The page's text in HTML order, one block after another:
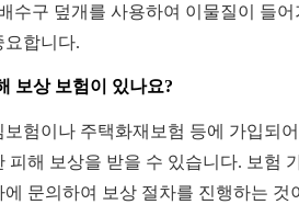
수구 덮개를 사용하여 이물질이 들어
요합니다.
보상 보험이 있나요?
험이나 주택화재보험 등에 가입되
피해 보상을 받을 수 있습니다. 보험
문의하여 보상 절차를 진행하는 것